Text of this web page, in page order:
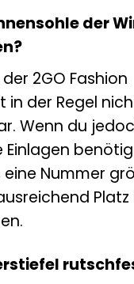
der
2GO Fashion
in der Regel
Wenn du
Nummer
Platz